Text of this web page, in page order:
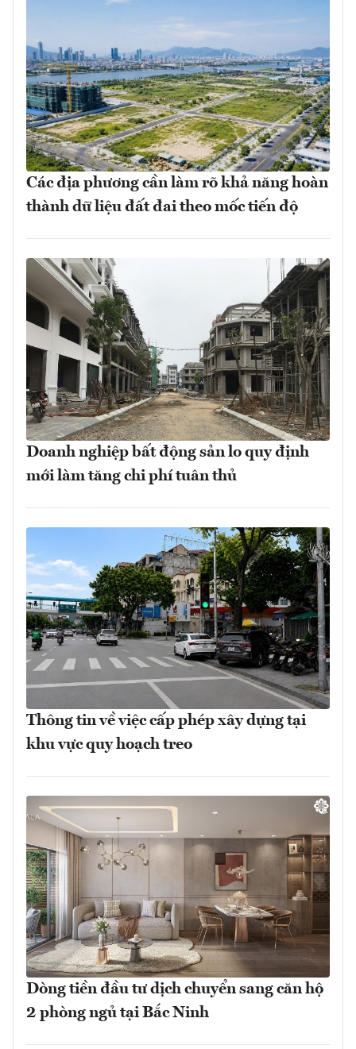
Các địa phương cần làm rõ khả năng hoàn
thành dữ liệu đất đai theo mốc tiến độ
Doanh nghiệp bất động sản lo quy định
mới làm tăng chi phí tuân thủ
Thông tin về việc cấp phép xây dựng tại
khu vực quy hoạch treo
Dòng tiền đầu tư dịch chuyển sang căn hộ
2 phòng ngủ tại Bắc Ninh